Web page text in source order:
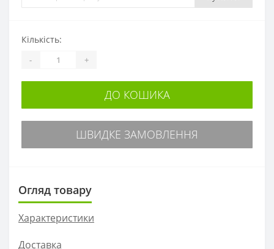
Кількість:
- +
ДО КОШИКА
ШВИДКЕ ЗАМОВЛЕННЯ
Огляд товару
Характеристики
Доставка